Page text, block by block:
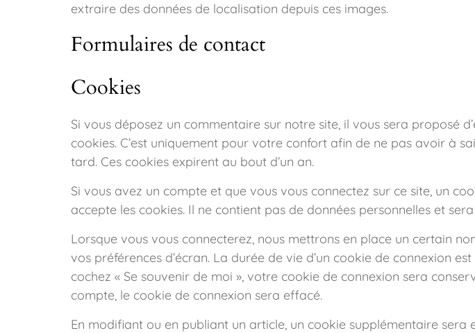
extraire des données de localisation depuis ces images.
Formulaires de contact
Cookies
Si vous déposez un commentaire sur notre site, il vous sera proposé
cookies. C’est uniquement pour votre confort afin de ne pas avoir à
tard. Ces cookies expirent au bout d’un an.
Si vous avez un compte et que vous vous connectez sur ce site, un
accepte les cookies. Il ne contient pas de données personnelles et
Lorsque vous vous connecterez, nous mettrons en place un certain
vos préférences d’écran. La durée de vie d’un cookie de connexion
cochez « Se souvenir de moi », votre cookie de connexion sera
compte, le cookie de connexion sera effacé.
En modifiant ou en publiant un article, un cookie supplémentaire